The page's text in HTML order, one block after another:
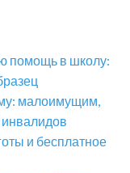
помощь в школу:
малоимущим,
инвалидов
и бесплатное